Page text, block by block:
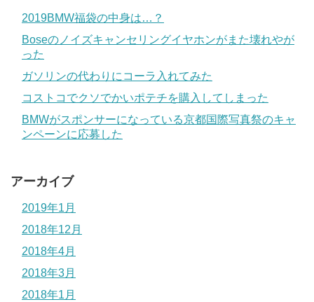
2019BMW福袋の中身は…？
Boseのノイズキャンセリングイヤホンがまた壊れやが
った
ガソリンの代わりにコーラ入れてみた
コストコでクソでかいポテチを購入してしまった
BMWがスポンサーになっている京都国際写真祭のキャ
ンペーンに応募した
アーカイブ
2019年1月
2018年12月
2018年4月
2018年3月
2018年1月